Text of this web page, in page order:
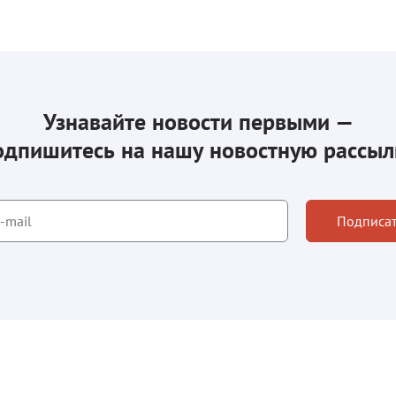
Узнавайте новости первыми —
на нашу новостную